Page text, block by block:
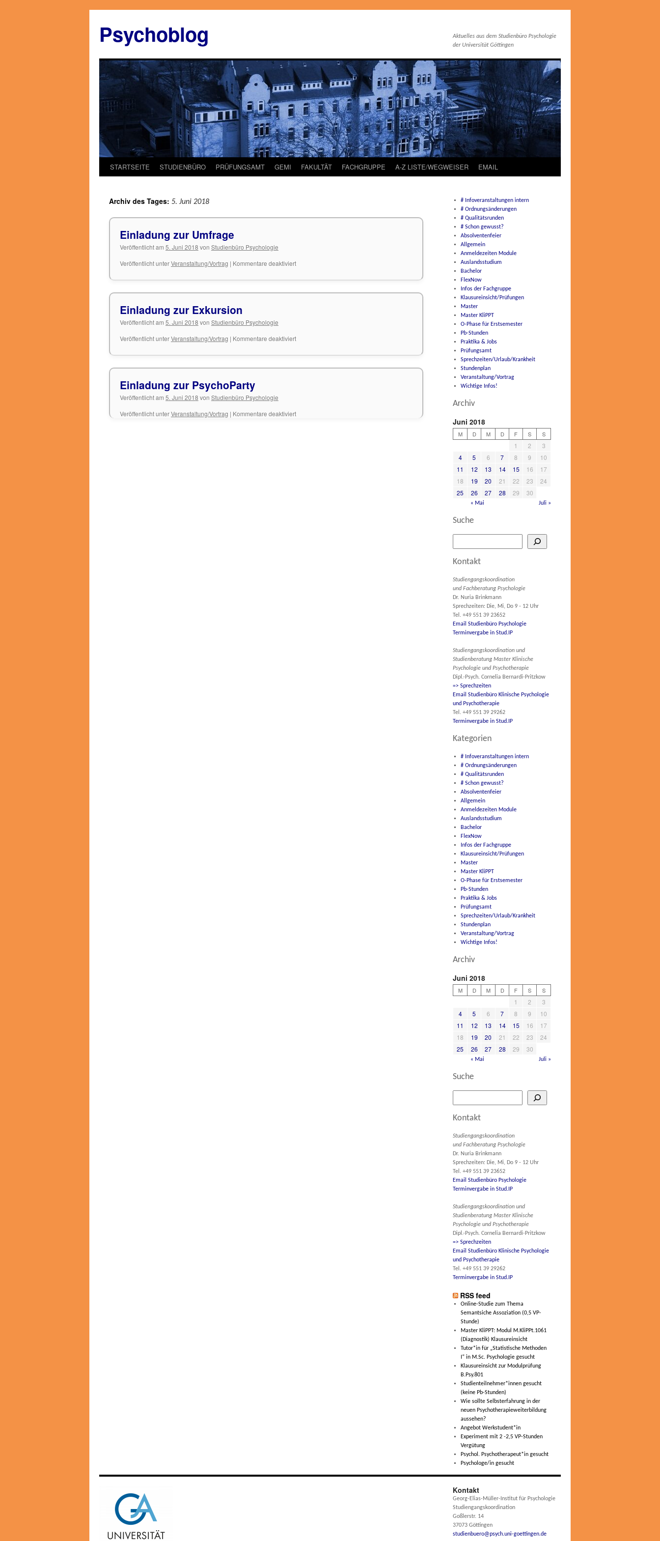
springen
Psychoblog
Aktuelles aus dem Studienbüro Psychologie
der Universität Göttingen
STARTSEITE STUDIENBÜRO PRÜFUNGSAMT GEMI FAKULTÄT FACHGRUPPE A-Z LISTE/WEGWEISER EMAIL
Archiv des Tages: 5. Juni 2018
Einladung zur Umfrage
Veröffentlicht am 5. Juni 2018 von Studienbüro Psychologie
Veröffentlicht unterVeranstaltung/Vortrag | Kommentare deaktiviertfür
zur
Einladung zur Exkursion
Veröffentlicht am 5. Juni 2018 von Studienbüro Psychologie
Veröffentlicht unterVeranstaltung/Vortrag | Kommentare deaktiviertfür
zur
Einladung zur PsychoParty
Veröffentlicht am 5. Juni 2018 von Studienbüro Psychologie
Veröffentlicht unterVeranstaltung/Vortrag | Kommentare deaktiviertfür
# Infoveranstaltungen intern
# Ordnungsänderungen
# Qualitätsrunden
# Schon gewusst?
Absolventenfeier
Allgemein
Anmeldezeiten Module
Auslandsstudium
Bachelor
FlexNow
Infos der Fachgruppe
Klausureinsicht/Prüfungen
Master
Master KliPPT
O-Phase für Erstsemester
Pb-Stunden
Praktika & Jobs
Prüfungsamt
Sprechzeiten/Urlaub/Krankheit
Stundenplan
Veranstaltung/Vortrag
Wichtige Infos!
Archiv
Juni 2018
M D M D F S S
1 2
3
4
5 6 7 8 9
10
11
12 13 14 15 16
17
18
19 20 21 22 23
24
25
26 27 28 29 30
« Mai Juli »
Suche
Kontakt
Studiengangskoordination
und Fachberatung Psychologie
Dr. Nuria Brinkmann
Sprechzeiten: Die, Mi, Do 9 - 12 Uhr
Tel. +49 551 39 23652
Email Studienbüro Psychologie
Terminvergabe in Stud.IP
Studiengangskoordination und
Studienberatung Master Klinische
Psychologie und Psychotherapie
Dipl.-Psych. Cornelia Bernardi-Pritzkow
=> Sprechzeiten
Email Studienbüro Klinische Psychologie
und Psychotherapie
Tel. +49 551 39 29262
Terminvergabe in Stud.IP
Kategorien
# Infoveranstaltungen intern
# Ordnungsänderungen
# Qualitätsrunden
# Schon gewusst?
Absolventenfeier
Allgemein
Anmeldezeiten Module
Auslandsstudium
Bachelor
FlexNow
Infos der Fachgruppe
Klausureinsicht/Prüfungen
Master
Master KliPPT
O-Phase für Erstsemester
Pb-Stunden
Praktika & Jobs
Prüfungsamt
Sprechzeiten/Urlaub/Krankheit
Stundenplan
Veranstaltung/Vortrag
Wichtige Infos!
Archiv
Juni 2018
M D M D F S S
1 2
3
4
5 6 7 8 9
10
11
12 13 14 15 16
17
18
19 20 21 22 23
24
25
26 27 28 29 30
« Mai Juli »
Suche
Kontakt
Studiengangskoordination
und Fachberatung Psychologie
Dr. Nuria Brinkmann
Sprechzeiten: Die, Mi, Do 9 - 12 Uhr
Tel. +49 551 39 23652
Email Studienbüro Psychologie
Terminvergabe in Stud.IP
Studiengangskoordination und
Studienberatung Master Klinische
Psychologie und Psychotherapie
Dipl.-Psych. Cornelia Bernardi-Pritzkow
=> Sprechzeiten
Email Studienbüro Klinische Psychologie
und Psychotherapie
Tel. +49 551 39 29262
Terminvergabe in Stud.IP
RSS feed
Online-Studie zum Thema
Semantsiche Assoziation (0,5 VP-
Stunde)
Master KliPPT: Modul M.KliPPt.1061
(Diagnostik) Klausureinsicht
Tutor*in für „Statistische Methoden
I“ in M.Sc. Psychologie gesucht
Klausureinsicht zur Modulprüfung
B.Psy.801
Studienteilnehmer*innen gesucht
(keine Pb-Stunden)
Wie sollte Selbsterfahrung in der
neuen Psychotherapieweiterbildung
aussehen?
Angebot Werkstudent*in
Experiment mit 2 -2,5 VP-Stunden
Vergütung
Psychol. Psychotherapeut*in gesucht
Psychologe/in gesucht
Kontakt
Georg-Elias-Müller-Institut für Psychologie
Studiengangskoordination
Goßlerstr. 14
37073 Göttingen
studienbuero@psych.uni-goettingen.de